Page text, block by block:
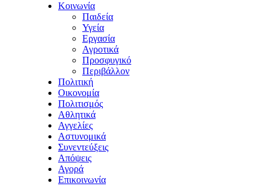
Κοινωνία
Παιδεία
Υγεία
Εργασία
Αγροτικά
Προσφυγικό
Περιβάλλον
Πολιτική
Οικονομία
Πολιτισμός
Αθλητικά
Αγγελίες
Αστυνομικά
Συνεντεύξεις
Απόψεις
Αγορά
Επικοινωνία